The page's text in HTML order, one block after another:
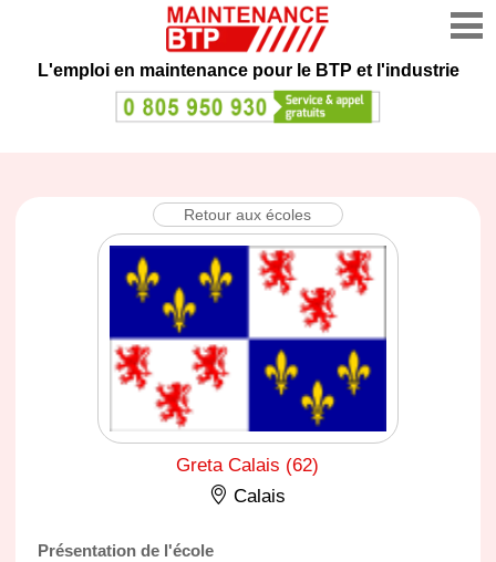
L'emploi en maintenance pour le BTP et l'industrie
Retour aux écoles
Greta Calais (62)
Calais
Présentation de l'école